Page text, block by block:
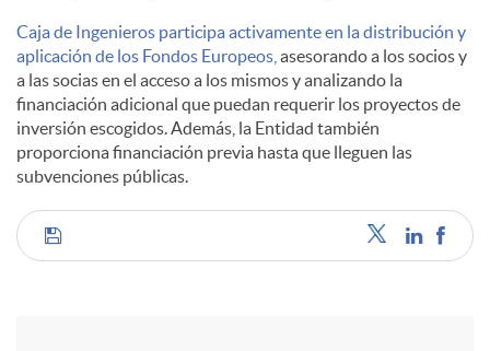
Caja de Ingenieros participa activamente en la distribución y
aplicación de los Fondos Europeos, asesorando a los socios y
a las socias en el acceso a los mismos y analizando la
financiación adicional que puedan requerir los proyectos de
inversión escogidos. Además, la Entidad también
proporciona financiación previa hasta que lleguen las
subvenciones públicas.
C